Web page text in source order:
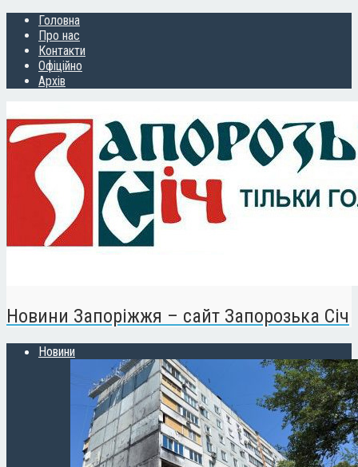
Головна
Про нас
Контакти
Офіційно
Архів
Новини Запоріжжя – сайт Запорозька Січ
Новини